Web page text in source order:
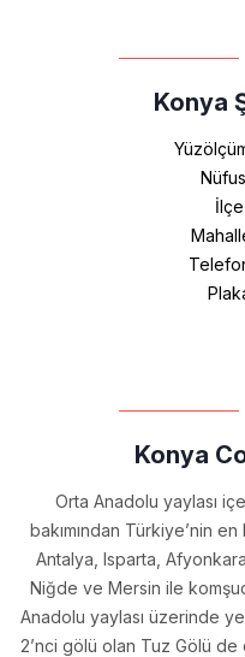
Konya
İlçe
Konya
Orta Anadolu yaylası
bakımından Türkiye’nin
Antalya, Isparta,
Niğde ve Mersin ile
Anadolu yaylası üzerinde
2’nci gölü olan Tuz Gölü de